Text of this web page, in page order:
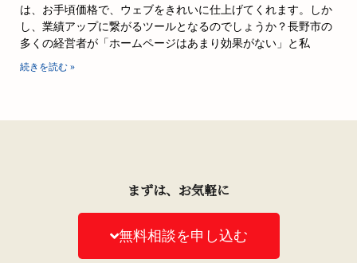
は、お手頃価格で、ウェブをきれいに仕上げてくれます。しか
し、業績アップに繋がるツールとなるのでしょうか？長野市の
多くの経営者が「ホームページはあまり効果がない」と私
続きを読む »
まずは、お気軽に
無料相談を申し込む